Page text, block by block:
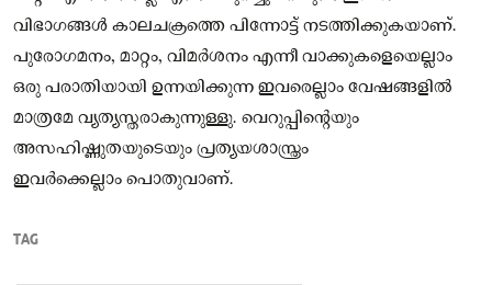
വിഭാഗങ്ങൾ കാലചക്രത്തെ പിന്നോട്ട് നടത്തിക്കുകയാണ്.
പുരോഗമനം, മാറ്റം, വിമർശനം എന്നീ വാക്കുകളെയെല്ലാം
ഒരു പരാതിയായി ഉന്നയിക്കുന്ന ഇവരെല്ലാം വേഷങ്ങളിൽ
മാത്രമേ വ്യത്യസ്തരാകുന്നുള്ളു. വെറുപ്പിന്റെയും
അസഹിഷ്ണുതയുടെയും പ്രത്യയശാസ്ത്രം
ഇവർക്കെല്ലാം പൊതുവാണ്.
TAG